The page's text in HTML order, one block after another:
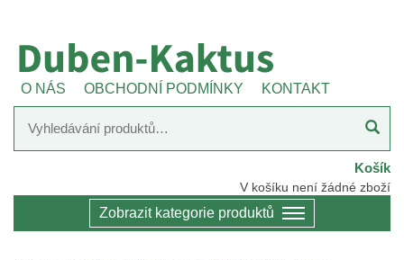
O NÁS OBCHODNÍ PODMÍNKY KONTAKT
Košík
V košíku není žádné zboží
Zobrazit kategorie produktů